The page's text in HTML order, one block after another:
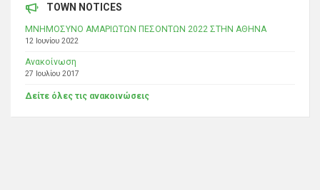
TOWN NOTICES
ΜΝΗΜΟΣΥΝΟ ΑΜΑΡΙΩΤΩΝ ΠΕΣΟΝΤΩΝ 2022 ΣΤΗΝ ΑΘΗΝΑ
12 Ιουνίου 2022
Ανακοίνωση
27 Ιουλίου 2017
Δείτε όλες τις ανακοινώσεις